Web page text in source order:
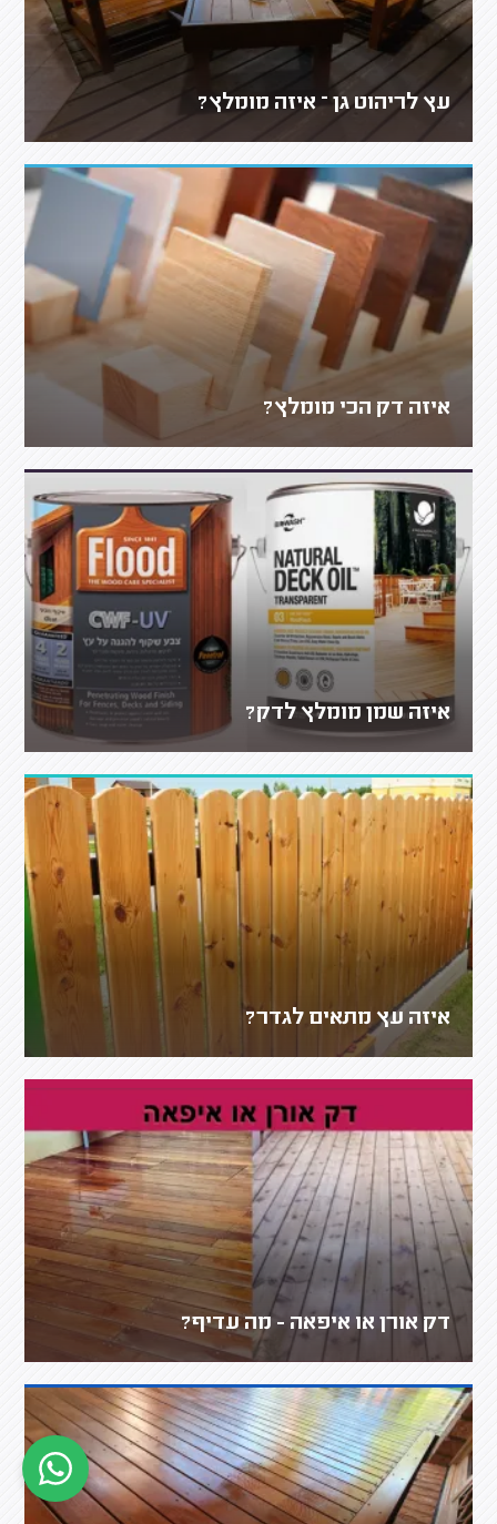
עץ לריהוט גן – איזה מומלץ?
איזה דק הכי מומלץ?
איזה שמן מומלץ לדק?
איזה עץ מתאים לגדר?
דק אורן או איפאה - מה עדיף?